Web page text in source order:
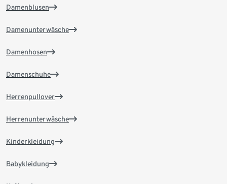
Damenblusen
Damenunterwäsche
Damenhosen
Damenschuhe
Herrenpullover
Herrenunterwäsche
Kinderkleidung
Babykleidung